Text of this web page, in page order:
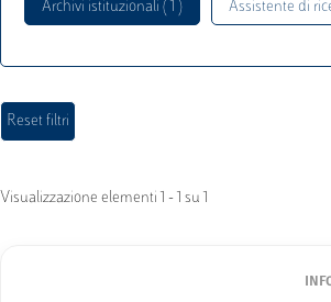
Archivi istituzionali ( 1 ) Assistente di
Visualizzazione elementi 1 - 1 su 1